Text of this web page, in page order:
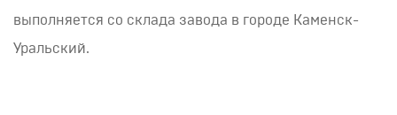
выполняется со склада завода в городе Каменск-
Уральский.